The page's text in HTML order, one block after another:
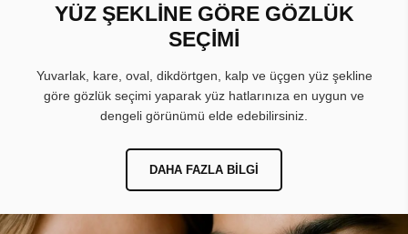
YÜZ ŞEKLİNE GÖRE GÖZLÜK
SEÇİMİ
Yuvarlak, kare, oval, dikdörtgen, kalp ve üçgen yüz şekline
göre gözlük seçimi yaparak yüz hatlarınıza en uygun ve
dengeli görünümü elde edebilirsiniz.
DAHA FAZLA BILGI